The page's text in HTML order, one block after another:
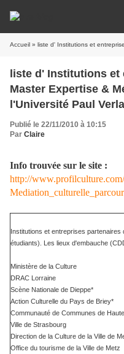
Accueil » liste d' Institutions et entreprises partenaires du
liste d' Institutions
Master Expertise &
l'Université Paul
Publié le 22/11/2010 à 10:15
Par Claire
Info trouvée sur le site :
http://
Institutions et entreprises
étudiants). Les lieux d'embauche
Ministère de la Culture
DRAC Lorraine
Scène Nationale de Dieppe*
Action Culturelle du Pays de Briey*
Communauté de Communes de
Ville de Strasbourg
Direction de la Culture de la Ville de
Office du tourisme de la Ville de Metz